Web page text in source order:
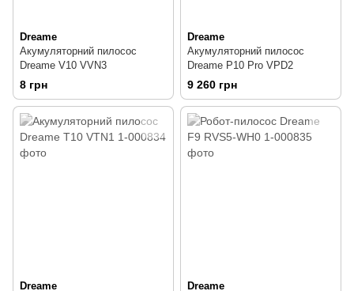
Dreame
Акумуляторний пилосос
Dreame V10 VVN3
8 грн
Dreame
Акумуляторний пилосос
Dreame P10 Pro VPD2
9 260 грн
Dreame Dreame